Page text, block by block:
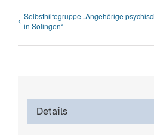
Selbsthilfegruppe „Angehörige
in Solingen“
Details